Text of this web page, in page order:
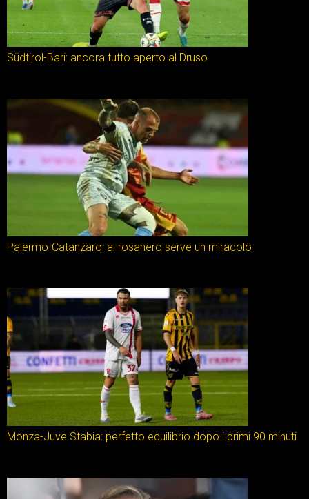
Südtirol-Bari: ancora tutto aperto al Druso
Palermo-Catanzaro: ai rosanero serve un miracolo
Monza-Juve Stabia: perfetto equilibrio dopo i primi 90 minuti